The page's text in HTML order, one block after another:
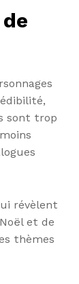
sont trop
révèlent
et de
thèmes